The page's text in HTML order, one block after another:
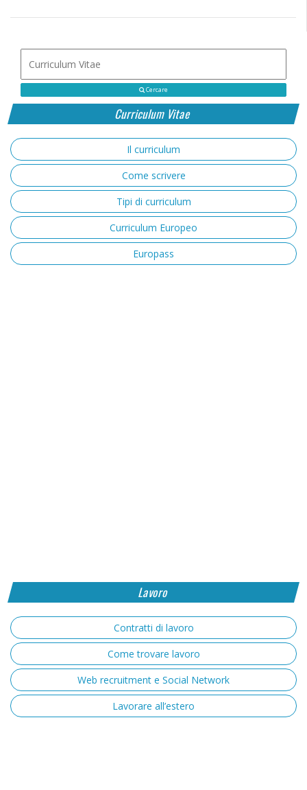
Cercare
Curriculum Vitae
Il curriculum
Come scrivere
Tipi di curriculum
Curriculum Europeo
Europass
Lavoro
Contratti di lavoro
Come trovare lavoro
Web recruitment e Social Network
Lavorare all’estero